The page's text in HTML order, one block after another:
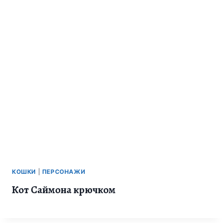
КОШКИ ПЕРСОНАЖИ
Кот Саймона крючком